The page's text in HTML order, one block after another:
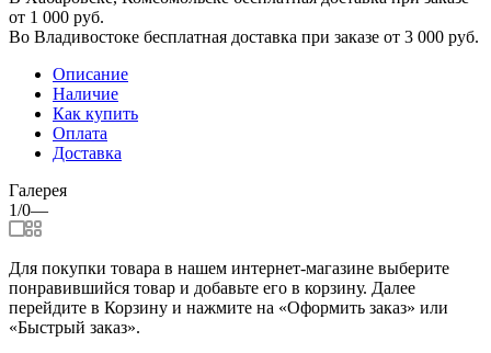
от 1 000 руб.
Во Владивостоке бесплатная доставка при заказе от 3 000 руб.
Описание
Наличие
Как купить
Оплата
Доставка
Галерея
1/0—
Для покупки товара в нашем интернет-магазине выберите
понравившийся товар и добавьте его в корзину. Далее
перейдите в Корзину и нажмите на «Оформить заказ» или
«Быстрый заказ».